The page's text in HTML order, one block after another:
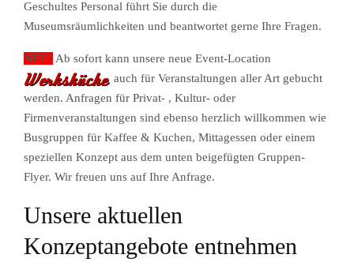
Geschultes Personal führt Sie durch die
Museumsräumlichkeiten und beantwortet gerne Ihre Fragen.
NEU: Ab sofort kann unsere neue Event-Location
auch für Veranstaltungen aller Art gebucht
werden. Anfragen für Privat- , Kultur- oder
Firmenveranstaltungen sind ebenso herzlich willkommen wie
Busgruppen für Kaffee & Kuchen, Mittagessen oder einem
speziellen Konzept aus dem unten beigefügten Gruppen-
Flyer. Wir freuen uns auf Ihre Anfrage.
Unsere aktuellen
Konzeptangebote entnehmen